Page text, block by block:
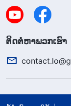
​ຕິດ​ຕໍ່​ຫາ​ພວກ​ເຮົາ